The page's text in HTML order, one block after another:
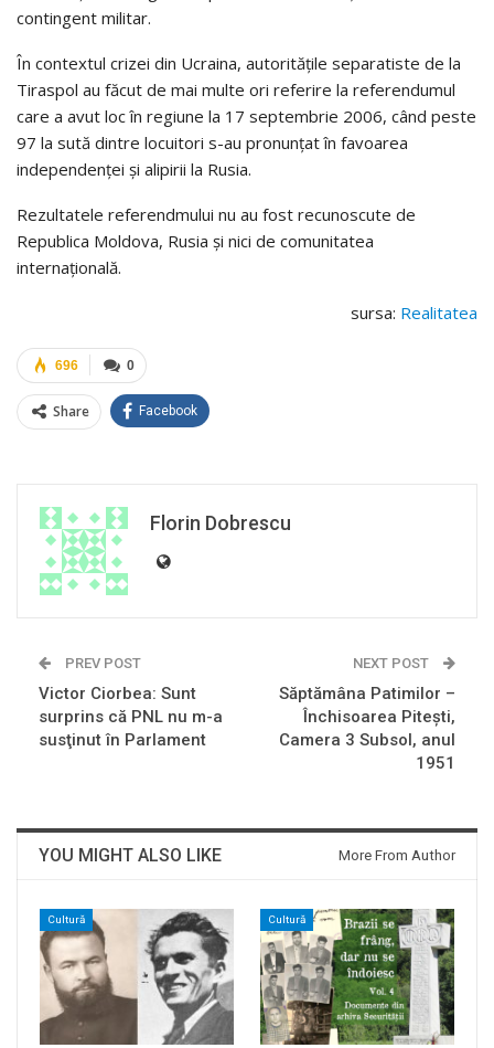
contingent militar.
În contextul crizei din Ucraina, autorităţile separatiste de la
Tiraspol au făcut de mai multe ori referire la referendumul
care a avut loc în regiune la 17 septembrie 2006, când peste
97 la sută dintre locuitori s-au pronunţat în favoarea
independenţei şi alipirii la Rusia.
Rezultatele referendmului nu au fost recunoscute de
Republica Moldova, Rusia şi nici de comunitatea
internaţională.
sursa: Realitatea
0
696
Share Facebook
Florin Dobrescu
PREV POST
Victor Ciorbea: Sunt
surprins că PNL nu m-a
susţinut în Parlament
NEXT POST
Săptămâna Patimilor –
Închisoarea Piteşti,
Camera 3 Subsol, anul
1951
YOU MIGHT ALSO LIKE More From Author
Cultură Cultură